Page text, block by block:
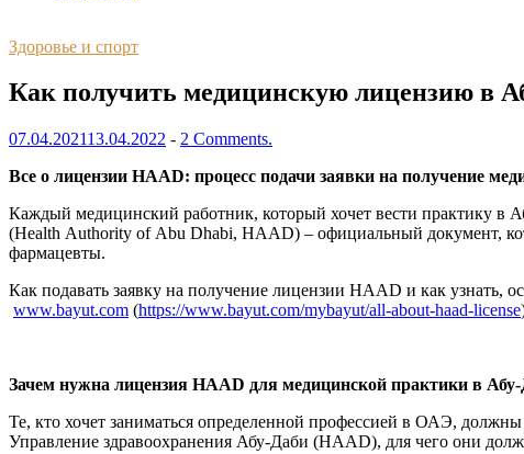
Здоровье и спорт
Как получить медицинскую лицензию в
07.04.202113.04.2022 - 2 Comments.
Все о лицензии HAAD: процесс подачи заявки на получение
Каждый медицинский работник, который хочет вести практику в
(Health Authority of Abu Dhabi, HAAD) – официальный документ,
фармацевты.
Как подавать заявку на получение лицензии HAAD и как узнать,
www.bayut.com (https://www.bayut.com/mybayut/all-about-haad-license
Зачем нужна лицензия HAAD для медицинской практики в
Те, кто хочет заниматься определенной профессией в ОАЭ,
Управление здравоохранения Абу-Даби (HAAD), для чего они